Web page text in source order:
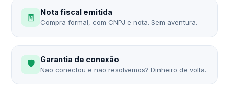
🧾 Nota fiscal emitida
Compra formal, com CNPJ e nota. Sem aventura.
🛡️ Garantia de conexão
Não conectou e não resolvemos? Dinheiro de volta.